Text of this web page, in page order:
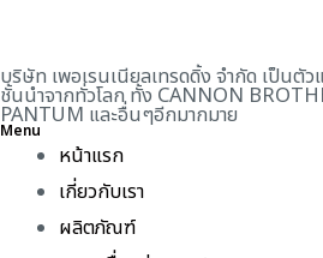
บริษัท เพอเรนเนียลเทรดดิ้ง จำกัด เป็นตั
ชั้นนำจากทั่วโลก ทั้ง CANNON
PANTUM และอื่นๆอีกมากมาย
Menu
หน้าแรก
เกี่ยวกับเรา
ผลิตภัณฑ์